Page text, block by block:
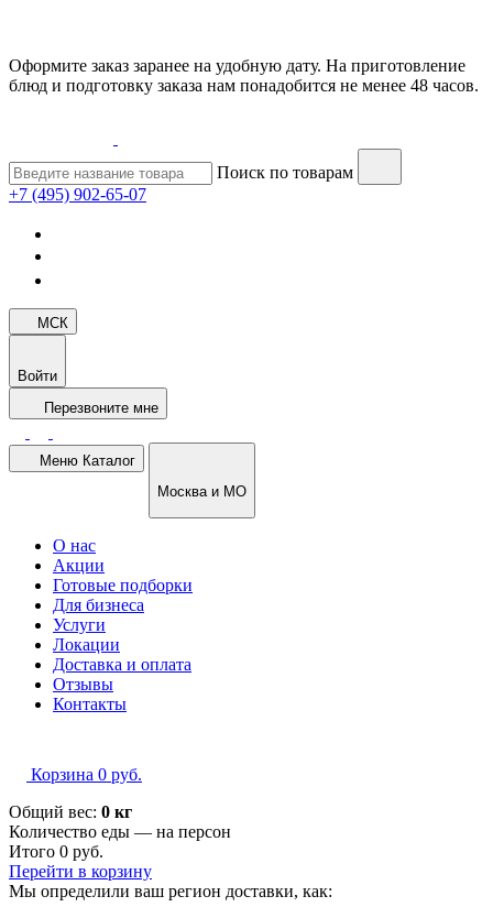
Оформите заказ заранее на удобную дату. На приготовление
блюд и подготовку заказа нам понадобится не менее 48 часов.
Поиск по товарам
+7 (495) 902-65-07
МСК
Войти
Перезвоните мне
Меню Каталог
Москва и МО
О нас
Акции
Готовые подборки
Для бизнеса
Услуги
Локации
Доставка и оплата
Отзывы
Контакты
Корзина 0 руб.
Общий вес: 0 кг
Количество еды — на персон
Итого 0 руб.
Перейти в корзину
Мы определили ваш регион доставки, как: